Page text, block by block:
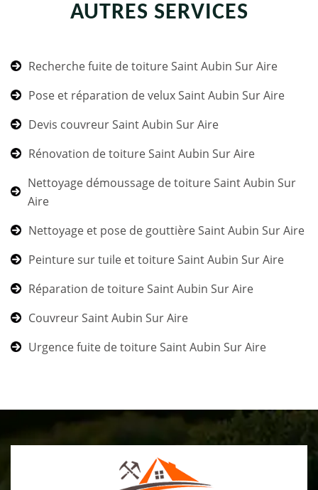
AUTRES SERVICES
Recherche fuite de toiture Saint Aubin Sur Aire
Pose et réparation de velux Saint Aubin Sur Aire
Devis couvreur Saint Aubin Sur Aire
Rénovation de toiture Saint Aubin Sur Aire
Nettoyage démoussage de toiture Saint Aubin Sur
Aire
Nettoyage et pose de gouttière Saint Aubin Sur Aire
Peinture sur tuile et toiture Saint Aubin Sur Aire
Réparation de toiture Saint Aubin Sur Aire
Couvreur Saint Aubin Sur Aire
Urgence fuite de toiture Saint Aubin Sur Aire